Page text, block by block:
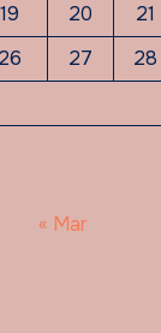
19 20 21
26 27 28
« Mar